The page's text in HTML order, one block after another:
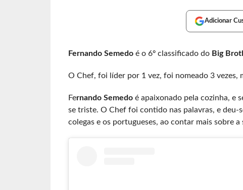
Adicionar
Fernando Semedoé o 6º classificado doBig
O Chef, foi líder por 1 vez, foi nomeado 3 vezes,
Fernando Semedoé apaixonado pela cozinha, e
se triste. O Chef foi contido nas palavras, e deu-
colegas e os portugueses, ao contar mais sobre a